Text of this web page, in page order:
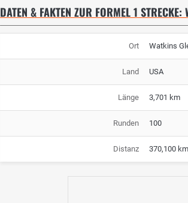
DATEN & FAKTEN ZUR FORMEL 1 STRECKE:
Ort Watkins
Land USA
Länge 3,701 km
Runden 100
Distanz 370,100 km